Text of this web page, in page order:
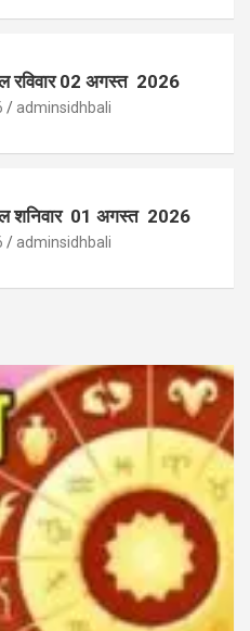
रविवार 02 अगस्त 2026
adminsidhbali
शनिवार 01 अगस्त 2026
adminsidhbali